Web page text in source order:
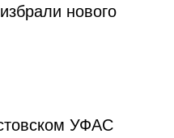
нового
УФАС